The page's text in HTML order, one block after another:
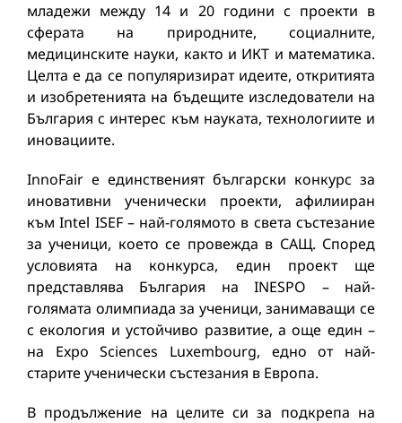
младежи между 14 и 20 години с проекти в
сферата на природните, социалните,
медицинските науки, както и ИКТ и математика.
Целта е да се популяризират идеите, откритията
и изобретенията на бъдещите изследователи на
България с интерес към науката, технологиите и
иновациите.
InnoFair е единственият български конкурс за
иновативни ученически проекти, афилииран
към Intel ISEF – най-голямото в света състезание
за ученици, което се провежда в САЩ. Според
условията на конкурса, един проект ще
представлява България на INESPO – най-
голямата олимпиада за ученици, занимаващи се
с екология и устойчиво развитие, а още един –
на Expo Sciences Luxembourg, едно от най-
старите ученически състезания в Европа.
В продължение на целите си за подкрепа на